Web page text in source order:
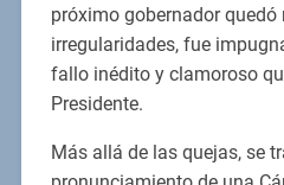
próximo gobernador
irregularidades, fue
fallo inédito y clamoroso
Presidente.
Más allá de las quejas, se